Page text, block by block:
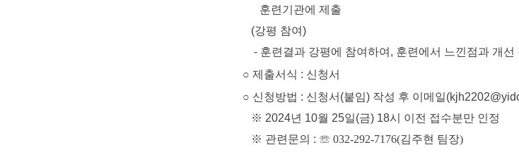
훈련기관에 제출
(강평 참여)
- 훈련결과 강평에 참여하여, 훈련에서 느낀점과 개선
○ 제출서식 : 신청서
○ 신청방법 : 신청서(붙임) 작성 후 이메일
※ 2024년 10월 25일(금) 18시 이전 접수분만 인정
※ 관련문의 : ☏ 032-292-7176(김주현 팀장)